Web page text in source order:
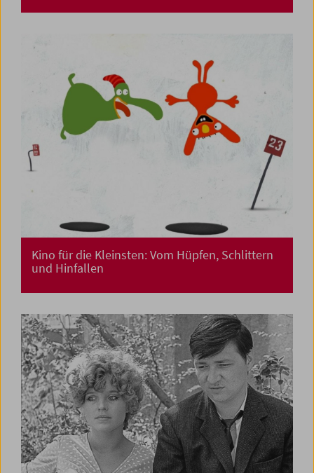
Kino für die Kleinsten: Vom Hüpfen, Schlittern
und Hinfallen